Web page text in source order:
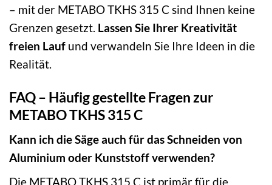
– mit der METABO TKHS 315 C sind Ihnen keine
Grenzen gesetzt. Lassen Sie Ihrer Kreativität
freien Lauf und verwandeln Sie Ihre Ideen in die
Realität.
FAQ – Häufig gestellte Fragen zur
METABO TKHS 315 C
Kann ich die Säge auch für das Schneiden von
Aluminium oder Kunststoff verwenden?
Die METABO TKHS 315 C ist primär für die